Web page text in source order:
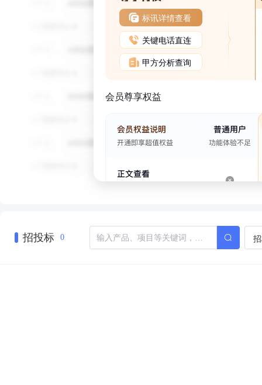
标讯详情查看
关键电话直连
甲方分析查询
会员尊享权益
招投标 0